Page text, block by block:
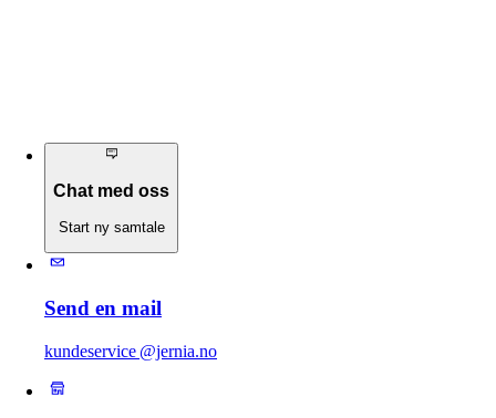
Chat med oss
Start ny samtale
Send en mail
kundeservice @jernia.no